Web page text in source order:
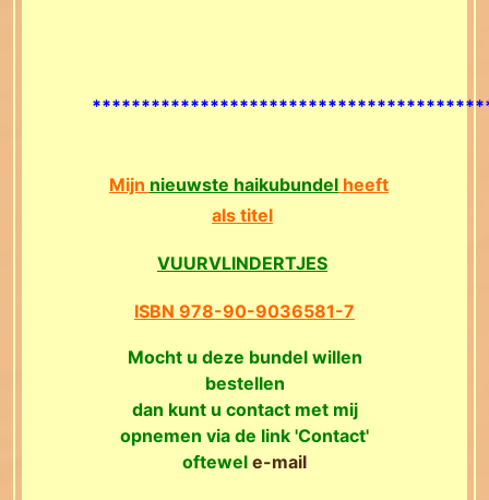
Mijn nieuwste haikubundel heeft
als titel
VUURVLINDERTJES
ISBN 978-90-9036581-7
Mocht u deze bundel willen
bestellen
dan kunt u contact met mij
opnemen via de link 'Contact'
oftewel e-mail